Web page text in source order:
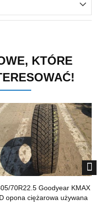
KTÓRE
70R22.5 Goodyear KMAX
D opona ciężarowa używana